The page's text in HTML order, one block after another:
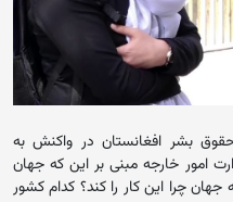
بشر افغانستان در واکنش به
امور خارجه مبنی بر این که جهان
چرا این‌ کار را کند؟ کدام کشور